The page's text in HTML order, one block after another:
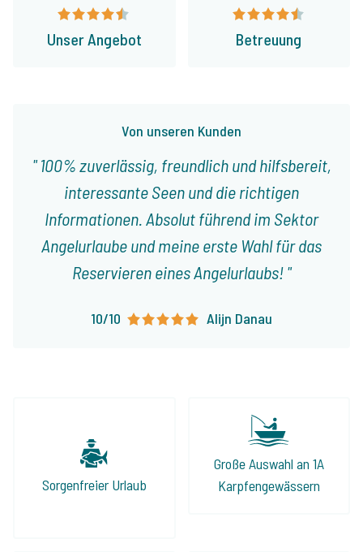
Von unseren Kunden
100% zuverlässig, freundlich und hilfsbereit,
interessante Seen und die richtigen
Informationen. Absolut führend im Sektor
Angelurlaube und meine erste Wahl für das
Reservieren eines Angelurlaubs!
10/10 Alijn Danau
Unser Angebot Betreuung
Sorgenfreier Urlaub
Große Auswahl an 1A
Karpfengewässern